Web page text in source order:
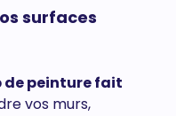
surfaces
de peinture fait
vos murs,